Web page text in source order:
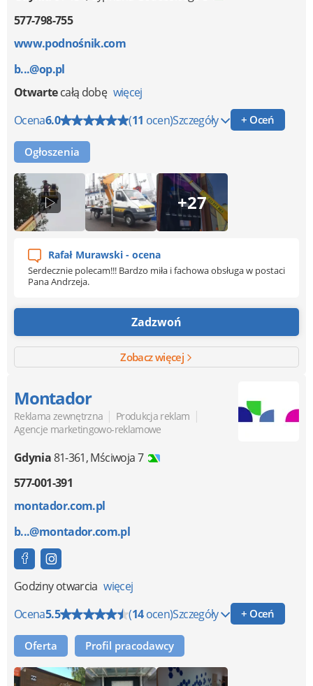
577-798-755
www.podnośnik.com
b...@op.pl
Otwartecałą dobę więcej
Ocena6.0 (11 ocen)Szczegóły + Oceń
Ogłoszenia
+27
Rafał Murawski - ocena
Serdecznie polecam!!! Bardzo miła i fachowa obsługa w postaci
Pana Andrzeja.
Zadzwoń
Zobacz więcej
Montador
Reklama zewnętrzna | Produkcja reklam |
Agencje marketingowo-reklamowe
Gdynia81-361,Mściwoja 7
577-001-391
montador.com.pl
b...@montador.com.pl
Godziny otwarcia więcej
Ocena5.5 (14ocen)Szczegóły + Oceń
Oferta Profil pracodawcy